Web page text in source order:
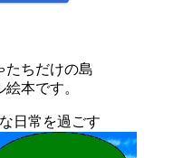
たちだけの島
本です。
日常を過ごす